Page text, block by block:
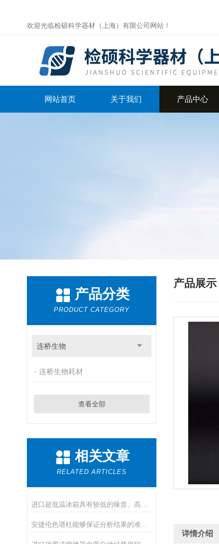
欢迎光临检硕科学器材（上海）有限公司网站！
网站首页 关于我们 产品中心
产品分类
PRODUCT CATEGORY
连桥生物
连桥生物耗材
查看全部
相关文章
RELATED ARTICLES
安捷伦色谱柱能够保证分析结果的准确性和可靠性
产品展示
详情介绍